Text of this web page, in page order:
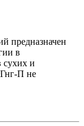
предназначен
в
сухих и
П не